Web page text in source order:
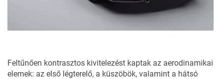
Feltűnően kontrasztos kivitelezést kaptak az aerodinamikai
elemek: az első légterelő, a küszöbök, valamint a hátsó